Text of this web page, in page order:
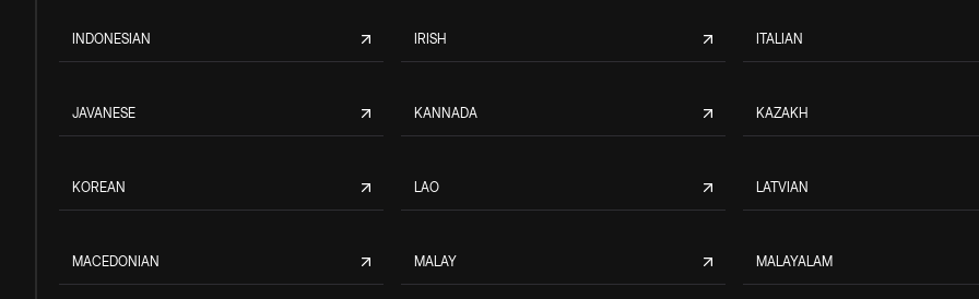
INDONESIAN IRISH ITALIAN
JAVANESE KANNADA KAZAKH
KOREAN LAO LATVIAN
MACEDONIAN MALAY MALAYALAM